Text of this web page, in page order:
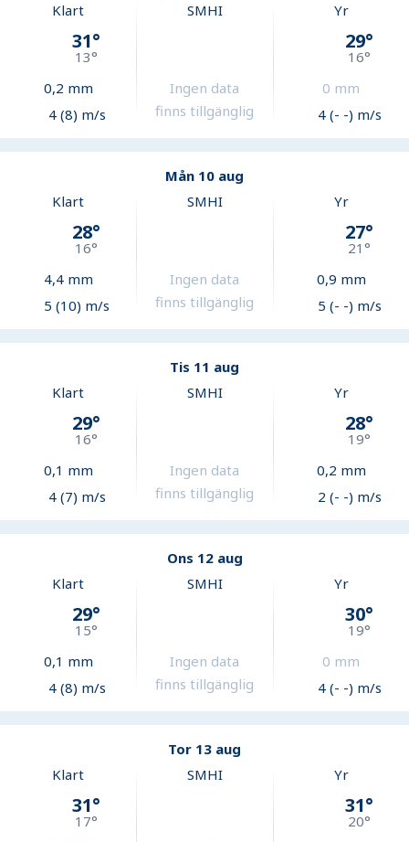
Klart
31°
13°
0,2 mm
4 (8) m/s
SMHI
Ingen data
finns tillgänglig
Yr
29°
16°
0 mm
4 (- -) m/s
Mån 10 aug
Klart
28°
16°
4,4mm
5 (10) m/s
SMHI
Ingen data
finns tillgänglig
Yr
27°
21°
0,9 mm
5 (- -) m/s
Tis 11 aug
Klart
29°
16°
0,1 mm
4 (7) m/s
SMHI
Ingen data
finns tillgänglig
Yr
28°
19°
0,2 mm
2 (- -) m/s
Ons 12 aug
Klart
29°
15°
0,1 mm
4 (8) m/s
SMHI
Ingen data
finns tillgänglig
Yr
30°
19°
0 mm
4 (- -) m/s
Tor 13 aug
Klart
31°
17°
SMHI Yr
31°
20°